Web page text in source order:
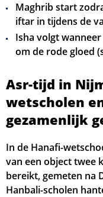
Maghrib start
iftar in tijdens de
Isha volgt
om de rode gloed
Asr-tijd in
wetscholen
gezamenlijk
In de Hanafi-
van een object twee
bereikt, gemeten na
Hanbali-scholen